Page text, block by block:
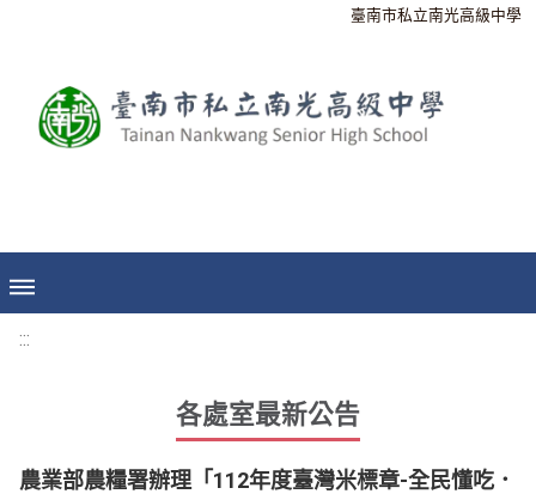
臺南市私立南光高級中學
:::
各處室最新公告
農業部農糧署辦理「112年度臺灣米標章-全民懂吃．